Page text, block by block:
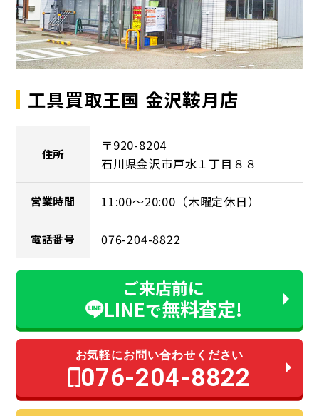
工具買取王国 金沢鞍月店
住所
〒920-8204
石川県金沢市戸水１丁目８８
営業時間 11:00～20:00（木曜定休日）
電話番号 076-204-8822
ご来店前に
LINEで無料査定!
お気軽にお問い合わせください
076-204-8822